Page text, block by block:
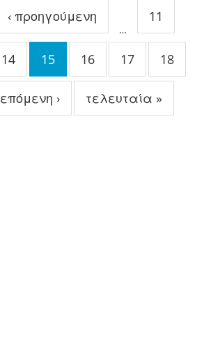
‹ προηγούμενη
…
11
14 15 16 17 18
επόμενη › τελευταία »